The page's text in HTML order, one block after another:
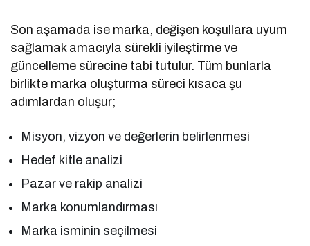
Son aşamada ise marka, değişen koşullara uyum
sağlamak amacıyla sürekli iyileştirme ve
güncelleme sürecine tabi tutulur. Tüm bunlarla
birlikte marka oluşturma süreci kısaca şu
adımlardan oluşur;
Misyon, vizyon ve değerlerin belirlenmesi
Hedef kitle analizi
Pazar ve rakip analizi
Marka konumlandırması
Marka isminin seçilmesi